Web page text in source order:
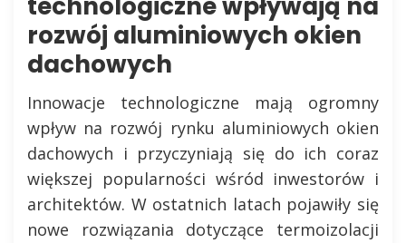
rozwój aluminiowych okien
dachowych
Innowacje technologiczne mają ogromny
wpływ na rozwój rynku aluminiowych okien
dachowych i przyczyniają się do ich coraz
większej popularności wśród inwestorów i
architektów. W ostatnich latach pojawiły się
nowe rozwiązania dotyczące termoizolacji